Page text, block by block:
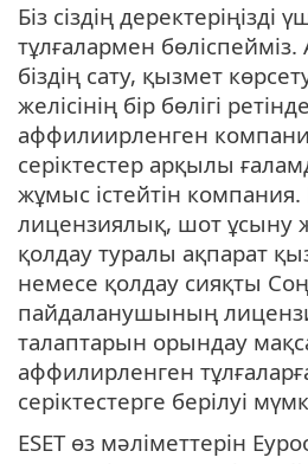
Біз сіздің деректеріңізді
тұлғалармен бөліспейміз.
біздің сату, қызмет
желісінің бір бөлігі ретінде
аффилиирленген
серіктестер арқылы
жұмыс істейтін компания.
лицензиялық, шот ұсыну
қолдау туралы ақпарат
немесе қолдау сияқты
пайдаланушының
талаптарын орындау
аффилирленген
серіктестерге берілуі
ESET өз мәліметтерін